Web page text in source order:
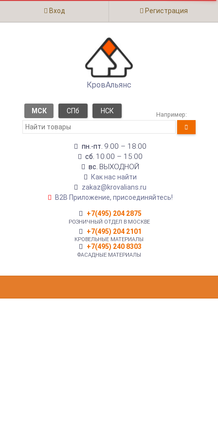
Вход Регистрация
КровАльянс
МСК СПб НСК Например:
пн.-пт. 9:00 – 18:00
сб. 10:00 – 15:00
вс. ВЫХОДНОЙ
Как нас найти
zakaz@krovalians.ru
B2B Приложение, присоединяйтесь!
+7(495) 204 2875
РОЗНИЧНЫЙ ОТДЕЛ В МОСКВЕ
+7(495) 204 2101
КРОВЕЛЬНЫЕ МАТЕРИАЛЫ
+7(495) 240 8303
ФАСАДНЫЕ МАТЕРИАЛЫ